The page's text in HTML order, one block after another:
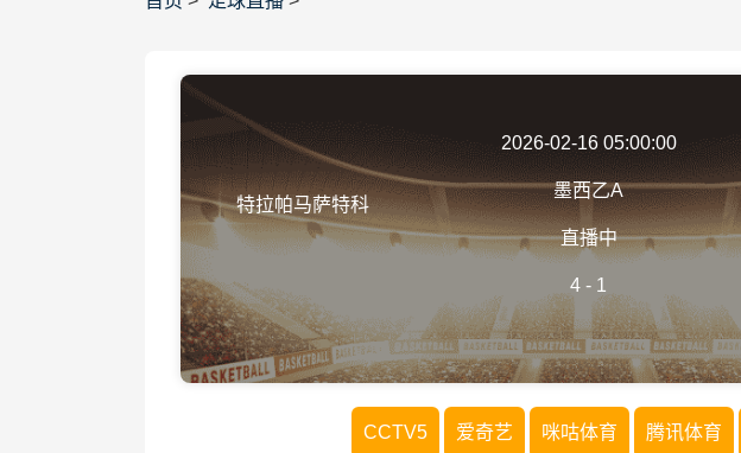
特拉帕马萨特科
2026-02-16 05:00:00
墨西乙A
直播中
4 - 1
CCTV5 爱奇艺 咪咕体育 腾讯体育